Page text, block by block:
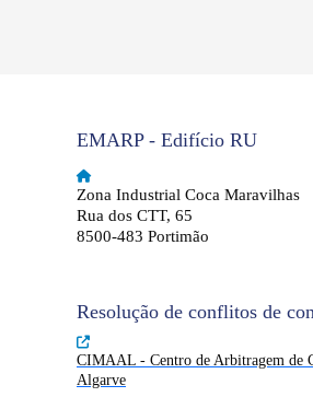
EMARP - Edifício RU
Zona Industrial Coca Maravilhas
Rua dos CTT, 65
8500-483 Portimão
Resolução de conflitos de
CIMAAL - Centro de Arbitragem de
Algarve